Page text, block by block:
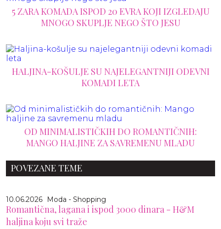
5 ZARA KOMADA ISPOD 20 EVRA KOJI IZGLEDAJU
MNOGO SKUPLJE NEGO ŠTO JESU
HALJINA-KOŠULJE SU NAJELEGANTNIJI ODEVNI
KOMADI LETA
OD MINIMALISTIČKIH DO ROMANTIČNIH:
MANGO HALJINE ZA SAVREMENU MLADU
POVEZANE TEME
10.06.2026 Moda - Shopping
Romantična, lagana i ispod 3000 dinara - H&M
haljina koju svi traže